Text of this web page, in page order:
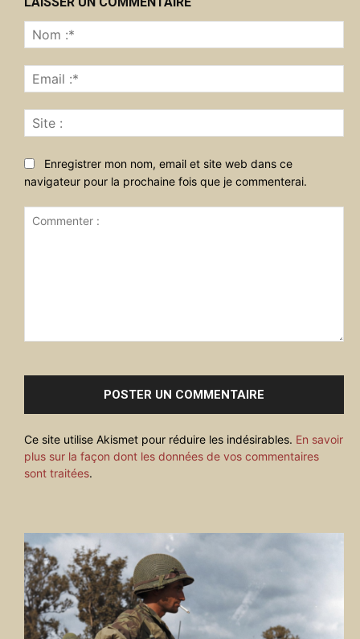
:*
:*
:
Enregistrer mon nom, email et site web dans ce
navigateur pour la prochaine fois que je commenterai.
Ce site utilise Akismet pour réduire les indésirables. En savoir
plus sur la façon dont les données de vos commentaires
sont traitées.